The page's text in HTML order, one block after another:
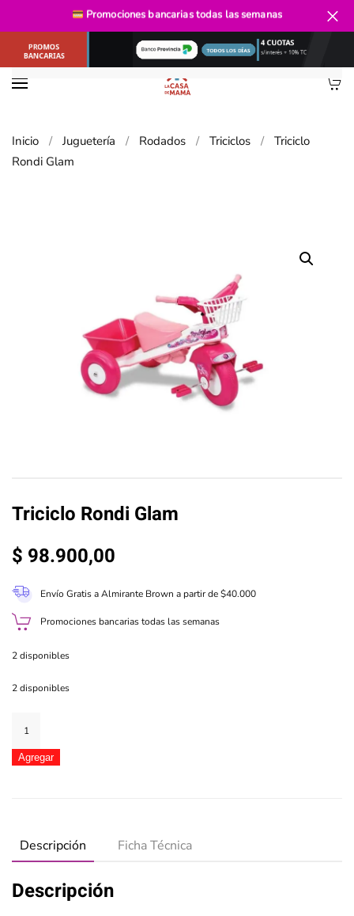
Ir al contenido principal
Inicio Juguetería Rodados Triciclos
Triciclo
Rondi Glam
Triciclo Rondi Glam
$ 98.900,00
Envío Gratis a Almirante Brown a partir de $40.000
Promociones bancarias todas las semanas
2 disponibles
2 disponibles
Rondi
Glam
cantidad
Agregar
Descripción Ficha Técnica
Descripción
Promociones bancariastodas las semanas